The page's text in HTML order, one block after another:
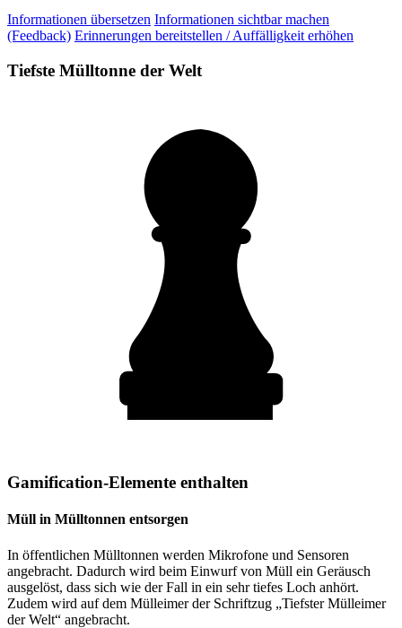
Informationen übersetzen Informationen sichtbar machen
(Feedback) Erinnerungen bereitstellen / Auffälligkeit erhöhen
Tiefste Mülltonne der Welt
Gamification-Elemente enthalten
Müll in Mülltonnen entsorgen
In öffentlichen Mülltonnen werden Mikrofone und Sensoren
angebracht. Dadurch wird beim Einwurf von Müll ein Geräusch
ausgelöst, dass sich wie der Fall in ein sehr tiefes Loch anhört.
Zudem wird auf dem Mülleimer der Schriftzug „Tiefster Mülleimer
der Welt“ angebracht.